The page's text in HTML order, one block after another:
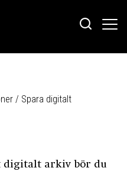
/ Spara digitalt
digitalt arkiv bör du